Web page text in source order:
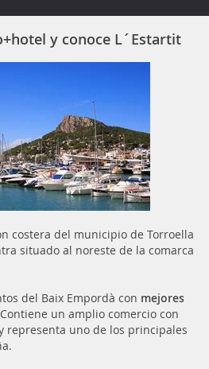
y conoce L´Estartit
costera del municipio de Torroella
situado al noreste de la comarca
del Baix Empordà con mejores
un amplio comercio con
representa uno de los principales